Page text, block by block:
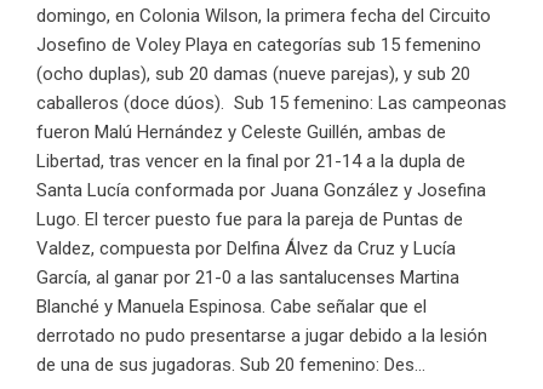
domingo, en Colonia Wilson, la primera fecha del Circuito
Josefino de Voley Playa en categorías sub 15 femenino
(ocho duplas), sub 20 damas (nueve parejas), y sub 20
caballeros (doce dúos). Sub 15 femenino: Las campeonas
fueron Malú Hernández y Celeste Guillén, ambas de
Libertad, tras vencer en la final por 21-14 a la dupla de
Santa Lucía conformada por Juana González y Josefina
Lugo. El tercer puesto fue para la pareja de Puntas de
Valdez, compuesta por Delfina Álvez da Cruz y Lucía
García, al ganar por 21-0 a las santalucenses Martina
Blanché y Manuela Espinosa. Cabe señalar que el
derrotado no pudo presentarse a jugar debido a la lesión
de una de sus jugadoras. Sub 20 femenino: Des...